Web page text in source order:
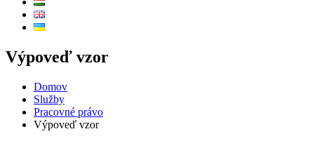
Výpoveď vzor
Domov
Služby
Pracovné právo
Výpoveď vzor